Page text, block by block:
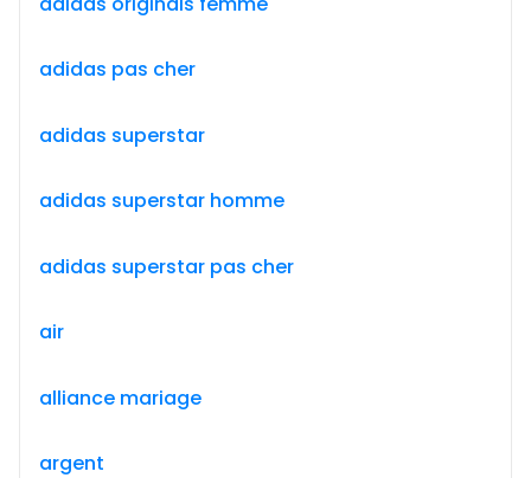
adidas pas cher
adidas superstar
adidas superstar homme
adidas superstar pas cher
air
alliance mariage
argent